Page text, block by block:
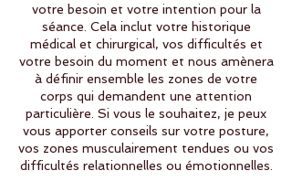
votre besoin et votre intention pour la
séance. Cela inclut votre historique
médical et chirurgical, vos difficultés et
votre besoin du moment et nous amènera
à définir ensemble les zones de votre
corps qui demandent une attention
particulière. Si vous le souhaitez, je peux
vous apporter conseils sur votre posture,
vos zones musculairement tendues ou vos
difficultés relationnelles ou émotionnelles.